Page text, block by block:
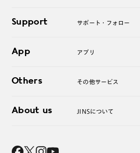
アクセサリー
ログアウト
Support サポート・フォロー
よくあるご質問
お問い合わせ
App アプリ
Others その他サービス
レンズ交換
About us JINSについて